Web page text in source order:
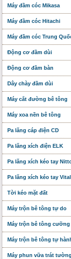
Máy đầm cóc Mikasa
Máy đầm cóc Hitachi
Máy đầm cóc Trung
Động cơ đầm dùi
Động cơ đầm bàn
Dây chày đầm dùi
Máy cắt đường bê tông
Máy xoa nền bê tông
Pa lăng cáp điện CD
Pa lăng xích điện ELK
Pa lăng xích kéo tay
Pa lăng xích kéo tay
Tời kéo mặt đất
Máy trộn bê tông tự do
Máy trộn bê tông
Máy trộn bê tông tự
Máy phun vữa trát tường